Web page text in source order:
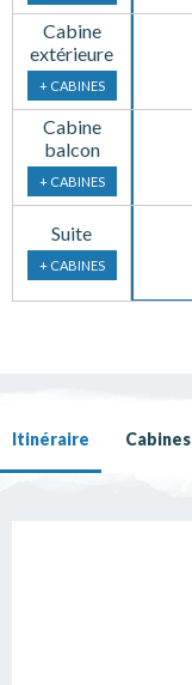
Cabine
extérieure
+ CABINES
Cabine
balcon
+ CABINES
Suite
+ CABINES
Itinéraire Cabines